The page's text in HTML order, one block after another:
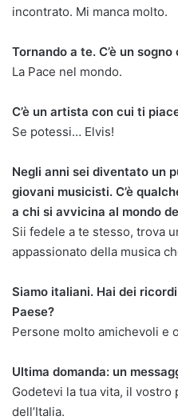
incontrato. Mi manca molto.
Tornando a te. C’è un
La Pace nel mondo.
C’è un artista con cui ti
Se potessi… Elvis!
Negli anni sei diventato un
giovani musicisti. C’è
a chi si avvicina al mondo
Sii fedele a te stesso, trova
appassionato della musica
Siamo italiani. Hai dei
Paese?
Persone molto amichevoli e
Ultima domanda: un
Godetevi la tua vita, il vostro
dell’Italia.